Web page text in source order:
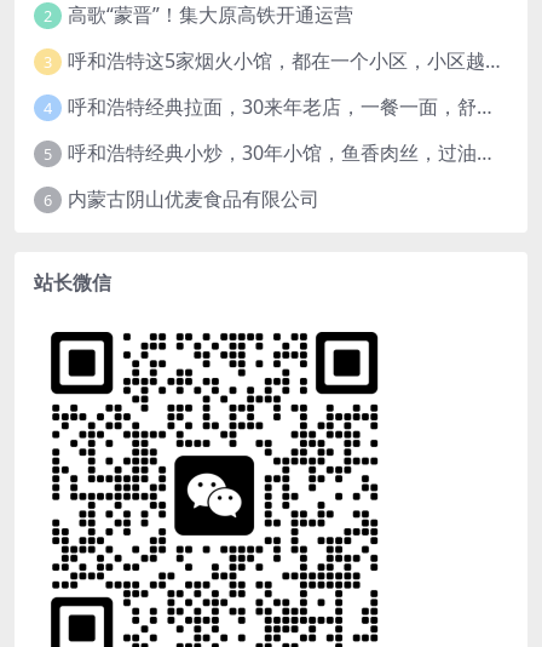
2 高歌“蒙晋”！集大原高铁开通运营
3 呼和浩特这5家烟火小馆，都在一个小区，小区越老，小店“越破”，越有味道
4 呼和浩特经典拉面，30来年老店，一餐一面，舒服！
5 呼和浩特经典小炒，30年小馆，鱼香肉丝，过油肉土豆片，干炸里脊，全了！
6 内蒙古阴山优麦食品有限公司
站长微信